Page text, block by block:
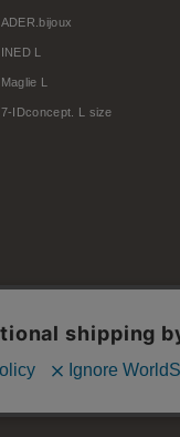
ADER.bijoux
INED L
Maglie L
7-IDconcept. L size